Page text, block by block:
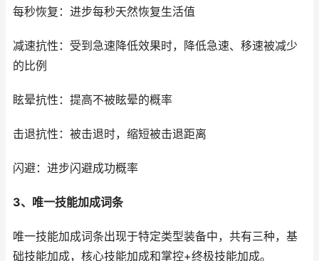
每秒恢复：进步每秒天然恢复生活值
减速抗性：受到急速降低效果时，降低急速、移速被减少
的比例
眩晕抗性：提高不被眩晕的概率
击退抗性：被击退时，缩短被击退距离
闪避：进步闪避成功概率
3、唯一技能加成词条
唯一技能加成词条出现于特定类型装备中，共有三种，基
础技能加成，核心技能加成和掌控+终极技能加成。